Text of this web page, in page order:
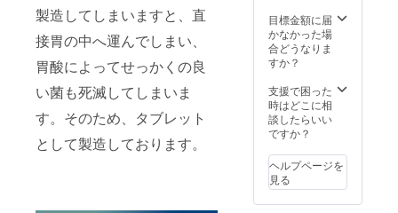
製造してしまいますと、直
接胃の中へ運んでしまい、
胃酸によってせっかくの良
い菌も死滅してしまいま
す。そのため、タブレット
として製造しております。
の人生
を豊か
に幸せ
ンドで
セレブ
リ
ティー
開催し
て参り
ます。
全ては
ら54%
割引！
(通常価
× 30本
+通常価
格2,500
円(税別)
218,900
円+送
料)
目標金額に届
かなかった場
合どうなりま
すか？
支援で困った
時はどこに相
談したらいい
ですか？
ヘルプページを
見る